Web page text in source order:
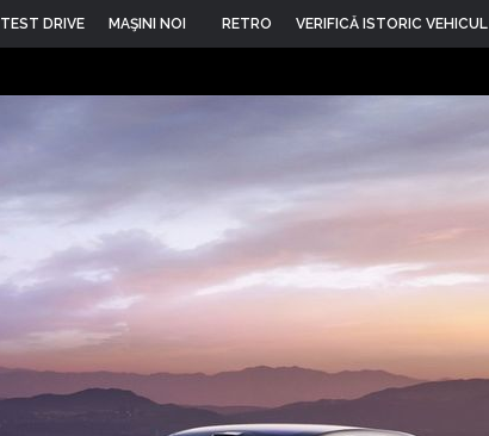
TEST DRIVE MAŞINI NOI RETRO VERIFICĂ ISTORIC VEHICUL